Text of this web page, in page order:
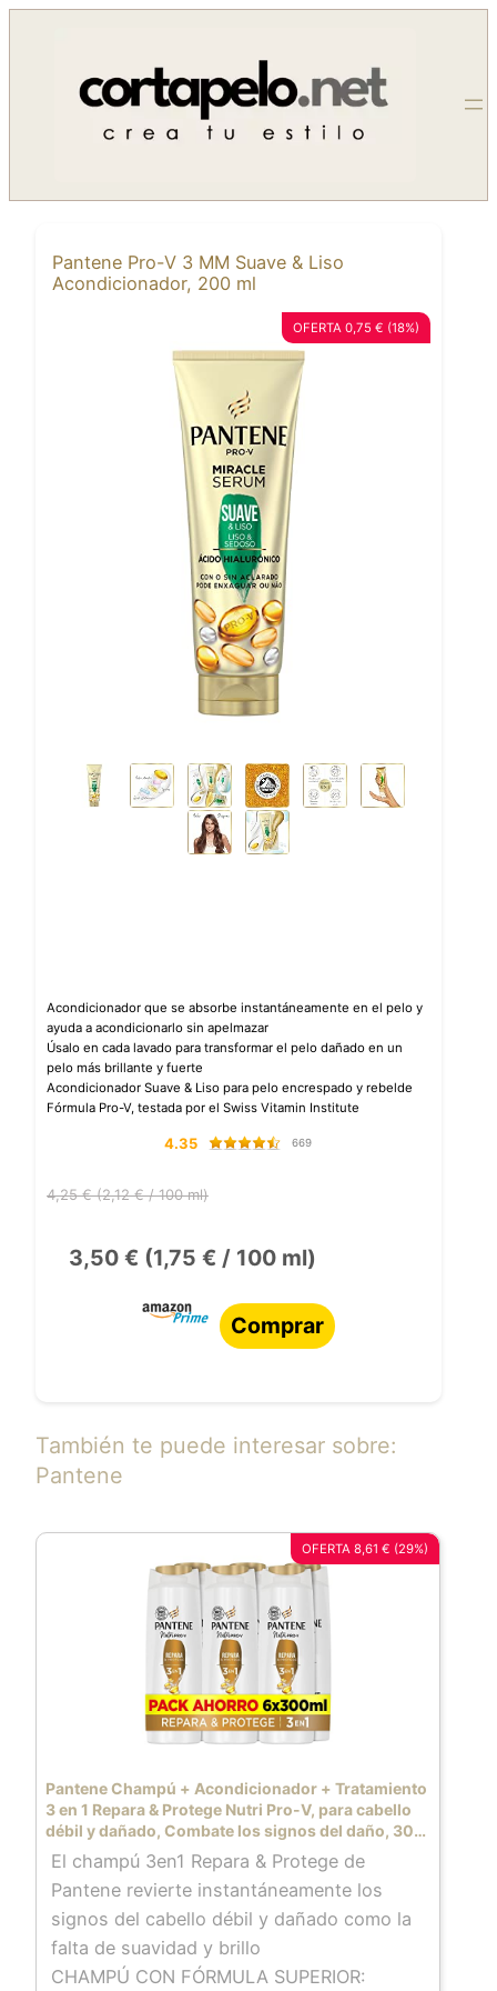
contenido
Pantene Pro-V 3 MM Suave & Liso
Acondicionador, 200 ml
OFERTA 0,75 € (18%)
Acondicionador que se absorbe instantáneamente en el pelo y
ayuda a acondicionarlo sin apelmazar
Úsalo en cada lavado para transformar el pelo dañado en un
pelo más brillante y fuerte
Acondicionador Suave & Liso para pelo encrespado y rebelde
Fórmula Pro-V, testada por el Swiss Vitamin Institute
4.35 669
4,25 € (2,12 € / 100 ml)
3,50 € (1,75 € / 100 ml)
Comprar
También te puede interesar sobre:
Pantene
OFERTA 8,61 € (29%)
Pantene Champú + Acondicionador + Tratamiento
3 en 1 Repara & Protege Nutri Pro-V, para cabello
débil y dañado, Combate los signos del daño, 300
ML x 6
El champú 3en1 Repara & Protege de
Pantene revierte instantáneamente los
signos del cabello débil y dañado como la
falta de suavidad y brillo
CHAMPÚ CON FÓRMULA SUPERIOR: